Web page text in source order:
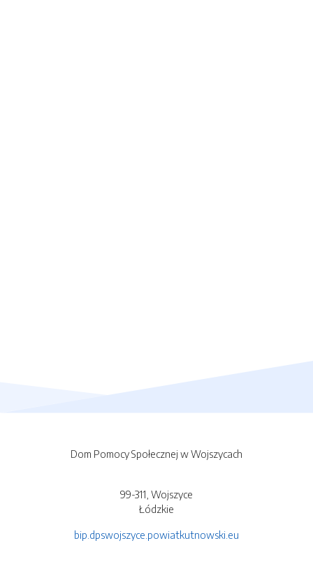
Dom Pomocy Społecznej w Wojszycach
99-311, Wojszyce
Łódzkie
bip.dpswojszyce.powiatkutnowski.eu